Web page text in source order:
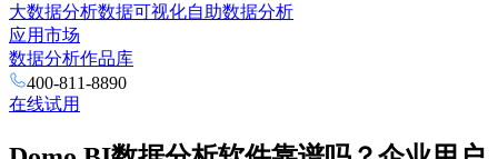
大数据分析数据可视化自助数据分析
应用市场
数据分析作品库
400-811-8890
在线试用